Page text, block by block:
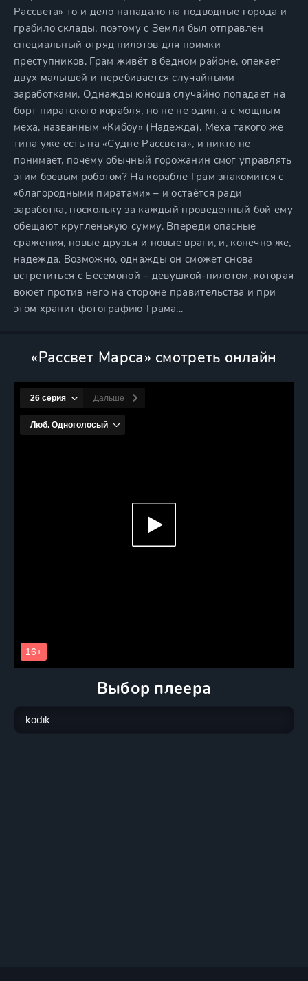
Рассвета» то и дело нападало на подводные города и
грабило склады, поэтому с Земли был отправлен
специальный отряд пилотов для поимки
преступников. Грам живёт в бедном районе, опекает
двух малышей и перебивается случайными
заработками. Однажды юноша случайно попадает на
борт пиратского корабля, но не не один, а с мощным
меха, названным «Кибоу» (Надежда). Меха такого же
типа уже есть на «Судне Рассвета», и никто не
понимает, почему обычный горожанин смог управлять
этим боевым роботом? На корабле Грам знакомится с
«благородными пиратами» – и остаётся ради
заработка, поскольку за каждый проведённый бой ему
обещают кругленькую сумму. Впереди опасные
сражения, новые друзья и новые враги, и, конечно же,
надежда. Возможно, однажды он сможет снова
встретиться с Бесемоной – девушкой-пилотом, которая
воюет против него на стороне правительства и при
этом хранит фотографию Грама...
«Рассвет Марса» смотреть онлайн
Выбор плеера